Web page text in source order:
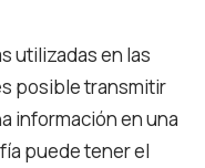
utilizadas en las
posible transmitir
información en una
puede tener el